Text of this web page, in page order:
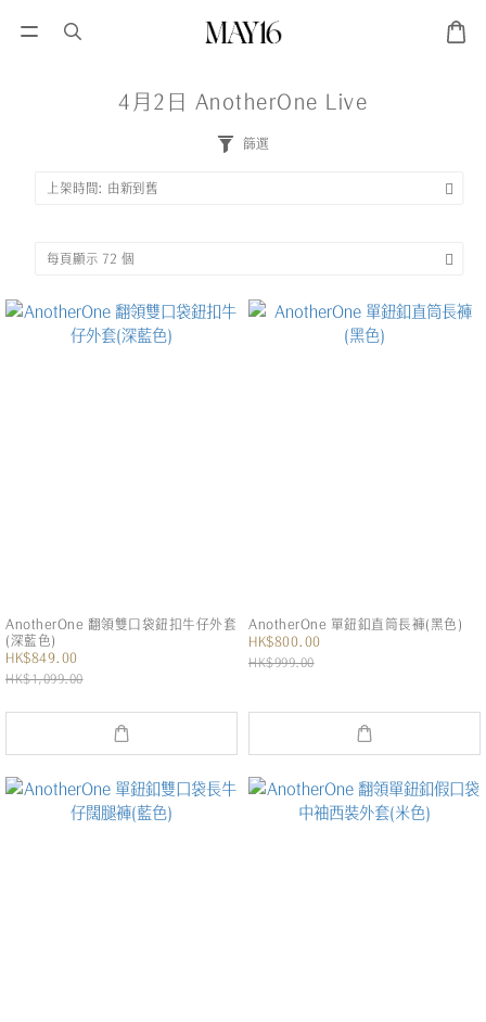
4月2日 AnotherOne Live
篩選
AnotherOne 翻領雙口袋鈕扣牛仔外套
(深藍色)
HK$849.00
HK$1,099.00
AnotherOne 單鈕釦直筒長褲(黑色)
HK$800.00
HK$999.00